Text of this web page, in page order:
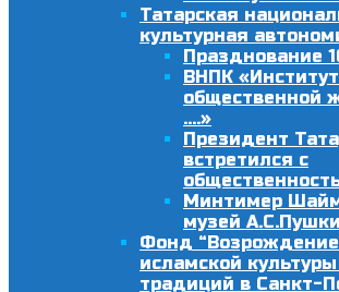
Татарская
культурная
Празднование
ВНПК
общественной
….»
Президент
встретился с
Минтимер
музей
Фонд
исламской
традиций в Санкт-